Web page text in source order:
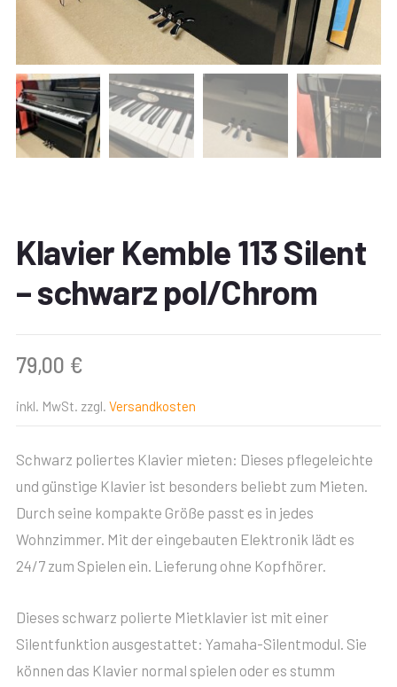
Klavier Kemble 113 Silent
– schwarz pol/Chrom
79,00 €
inkl. MwSt. zzgl. Versandkosten
Schwarz poliertes Klavier mieten: Dieses pflegeleichte
und günstige Klavier ist besonders beliebt zum Mieten.
Durch seine kompakte Größe passt es in jedes
Wohnzimmer. Mit der eingebauten Elektronik lädt es
24/7 zum Spielen ein. Lieferung ohne Kopfhörer.
Dieses schwarz polierte Mietklavier ist mit einer
Silentfunktion ausgestattet: Yamaha-Silentmodul. Sie
können das Klavier normal spielen oder es stumm